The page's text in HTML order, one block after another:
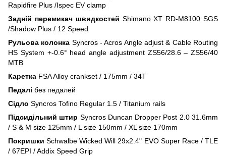
Rapidfire Plus /Ispec EV clamp
Задній перемикач швидкостей Shimano XT RD-M8100 SGS
/Shadow Plus / 12 Speed
Рульова колонка Syncros - Acros Angle adjust & Cable Routing
HS System +-0.6° head angle adjustment ZS56/28.6 – ZS56/40
MTB
Каретка FSA Alloy crankset / 175mm / 34T
Педалі без педалей
Сідло Syncros Tofino Regular 1.5 / Titanium rails
Підсидільний штир Syncros Duncan Dropper Post 2.0 31.6mm
/ S & M size 125mm / L size 150mm / XL size 170mm
ПокришкиSchwalbe Wicked Will 29x2.4" EVO Super Race / TLE
/ 67EPI / Addix Speed Grip